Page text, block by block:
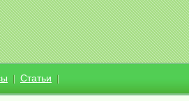
Статьи